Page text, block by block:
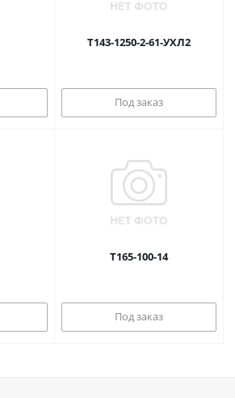
Т143-1250-2-61-УХЛ2
Под заказ
Т165-100-14
Под заказ